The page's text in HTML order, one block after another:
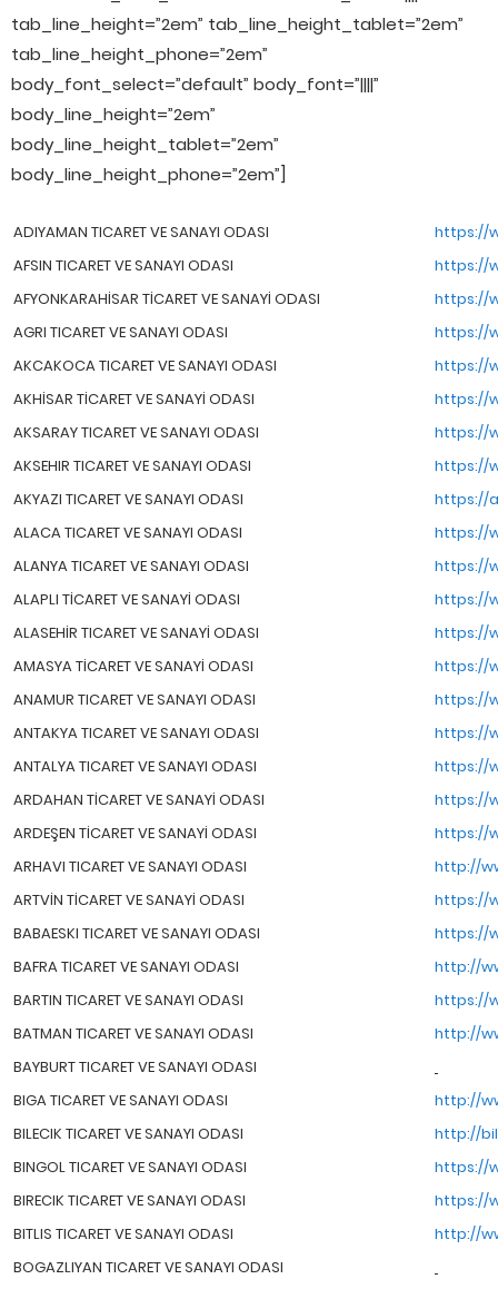
tab_line_height=”2em” tab_line_height_tablet=”2em”
tab_line_height_phone=”2em”
body_font_select=”default” body_font=”||||”
body_line_height=”2em”
body_line_height_tablet=”2em”
body_line_height_phone=”2em”]
ADIYAMAN TICARET VE SANAYI ODASI
https://
AFSIN TICARET VE SANAYI ODASI
https://
AFYONKARAHİSAR TİCARET VE SANAYİ ODASI
https://
AGRI TICARET VE SANAYI ODASI
https://
AKCAKOCA TICARET VE SANAYI ODASI
https://
AKHİSAR TİCARET VE SANAYİ ODASI
https://
AKSARAY TICARET VE SANAYI ODASI
https://
AKSEHIR TICARET VE SANAYI ODASI
https://
AKYAZI TICARET VE SANAYI ODASI
https://
ALACA TICARET VE SANAYI ODASI
https://
ALANYA TICARET VE SANAYI ODASI
https://
ALAPLI TİCARET VE SANAYİ ODASI
https://
ALASEHİR TICARET VE SANAYİ ODASI
https://
AMASYA TİCARET VE SANAYİ ODASI
https://
ANAMUR TICARET VE SANAYI ODASI
https://
ANTAKYA TICARET VE SANAYI ODASI
https://
ANTALYA TICARET VE SANAYI ODASI
https://
ARDAHAN TİCARET VE SANAYİ ODASI
https://
ARDEŞEN TİCARET VE SANAYİ ODASI
https://
ARHAVI TICARET VE SANAYI ODASI
http://
ARTVİN TİCARET VE SANAYİ ODASI
https://
BABAESKI TICARET VE SANAYI ODASI
https://
BAFRA TICARET VE SANAYI ODASI
http://
BARTIN TICARET VE SANAYI ODASI
https://
BATMAN TICARET VE SANAYI ODASI
http://
BAYBURT TICARET VE SANAYI ODASI
BIGA TICARET VE SANAYI ODASI
http://
BILECIK TICARET VE SANAYI ODASI
http://
BINGOL TICARET VE SANAYI ODASI
https://
BIRECIK TICARET VE SANAYI ODASI
https://
BITLIS TICARET VE SANAYI ODASI
http://
BOGAZLIYAN TICARET VE SANAYI ODASI